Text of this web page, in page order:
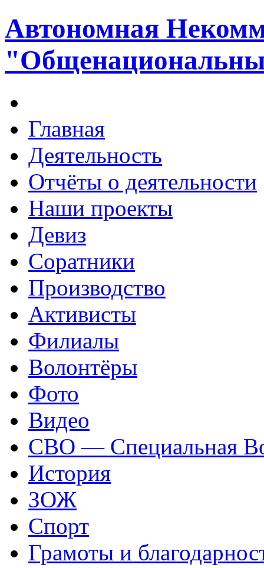
Автономная
Главная
Деятельность
Отчёты о деятельности
Наши проекты
Девиз
Соратники
Производство
Активисты
Филиалы
Волонтёры
Фото
Видео
СВО — Специальная
История
ЗОЖ
Спорт
Грамоты и